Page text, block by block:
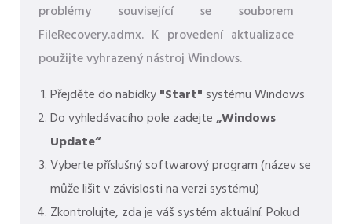
problémy související se souborem
FileRecovery.admx. K provedení aktualizace
použijte vyhrazený nástroj Windows.
Přejděte do nabídky"Start"systému Windows
Do vyhledávacího pole zadejte„Windows
Update“
Vyberte příslušný softwarový program (název se
může lišit v závislosti na verzi systému)
Zkontrolujte, zda je váš systém aktuální. Pokud